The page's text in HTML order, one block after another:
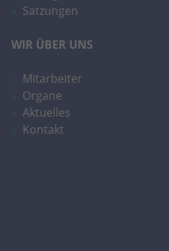
Satzungen
WIR ÜBER UNS
Mitarbeiter
Organe
Aktuelles
Kontakt